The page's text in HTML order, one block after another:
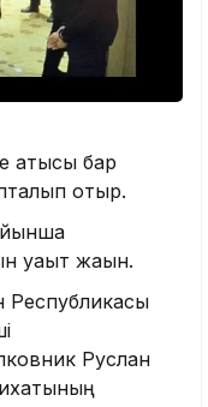
қатысы бар
отыр.
уақыт жақын.
Республикасы
Руслан